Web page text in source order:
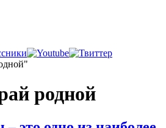
родной